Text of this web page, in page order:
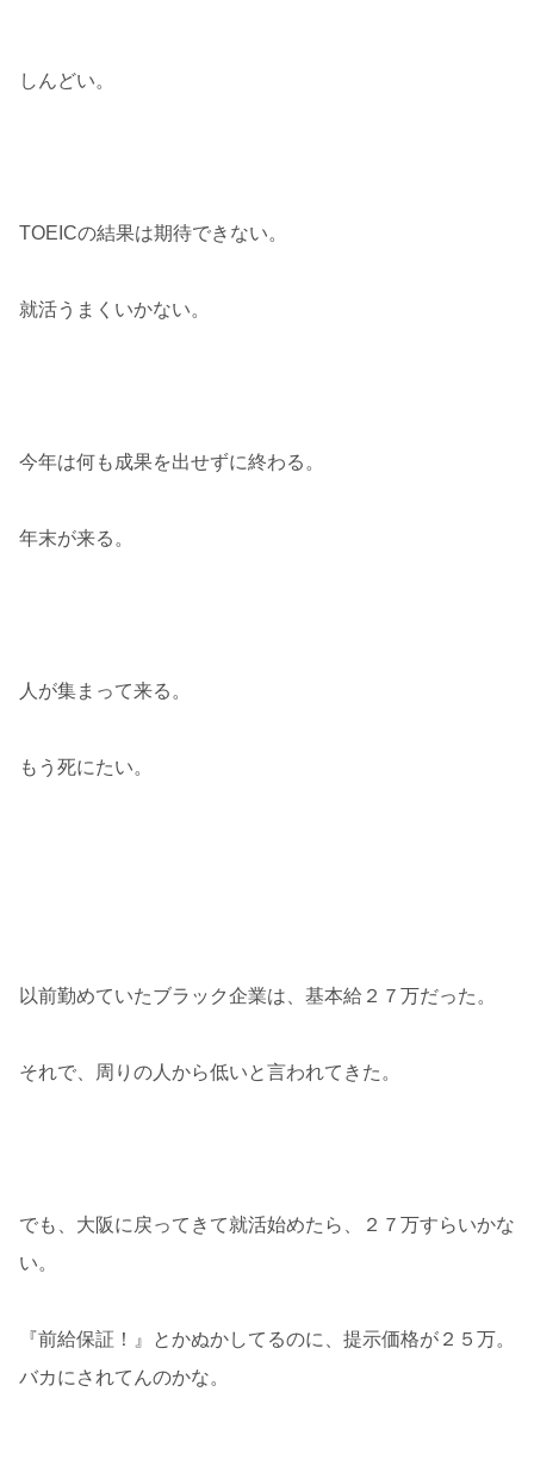
しんどい。
TOEICの結果は期待できない。
就活うまくいかない。
今年は何も成果を出せずに終わる。
年末が来る。
人が集まって来る。
もう死にたい。
以前勤めていたブラック企業は、基本給２７万だった。
それで、周りの人から低いと言われてきた。
でも、大阪に戻ってきて就活始めたら、２７万すらいかな
い。
『前給保証！』とかぬかしてるのに、提示価格が２５万。
バカにされてんのかな。